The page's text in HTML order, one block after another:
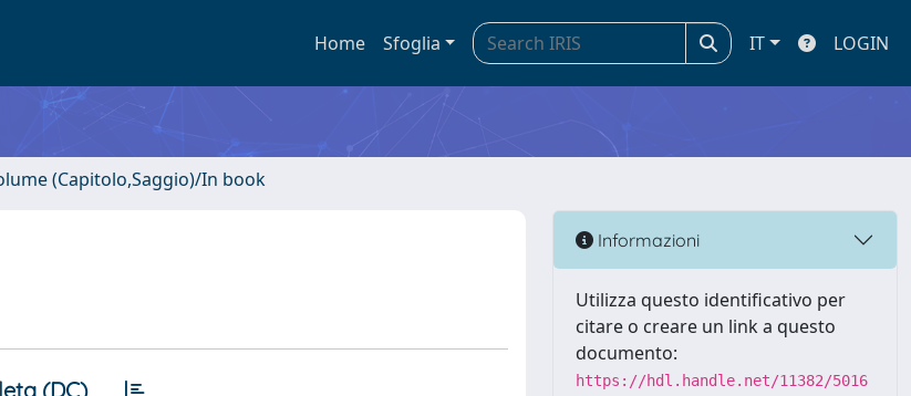
Home Sfoglia IT LOGIN
(Capitolo,Saggio)/In book
(DC)
Informazioni
Utilizza questo identificativo per
citare o creare un link a questo
documento:
https://hdl.handle.net/11382/5016